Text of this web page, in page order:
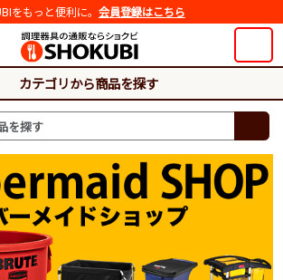
をもっと便利に。 会員登録はこちら
カテゴリから商品を探す